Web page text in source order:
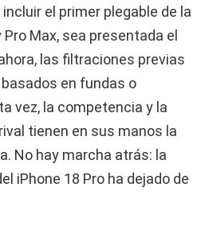
el primer plegable de la
Max, sea presentada el
las filtraciones previas
en fundas o
vez, la competencia y la
tienen en sus manos la
No hay marcha atrás: la
iPhone 18 Pro ha dejado de